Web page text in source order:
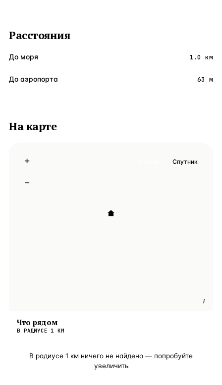
Расстояния
До моря 1.0 км
До аэропорта 63 м
На карте
i
+
−
Спутник
Что рядом
В РАДИУСЕ 1 КМ
В радиусе 1 км ничего не найдено — попробуйте
увеличить